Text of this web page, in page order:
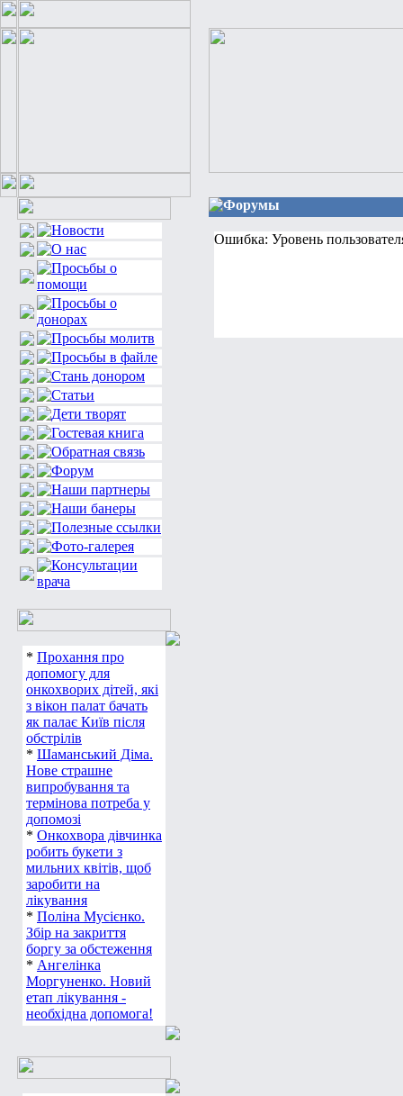
* Прохання про
допомогу для
онкохворих дітей, які
з вікон палат бачать
як палає Київ після
обстрілів
* Шаманський Діма.
Нове страшне
випробування та
термінова потреба у
допомозі
* Онкохвора дівчинка
робить букети з
мильних квітів, щоб
заробити на
лікування
* Поліна Мусієнко.
Збір на закриття
боргу за обстеження
* Ангелінка
Моргуненко. Новий
етап лікування -
необхідна допомога!
Форумы
Ошибка: Уровень